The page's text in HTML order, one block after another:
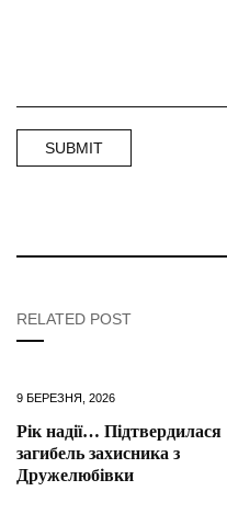
RELATED POST
9 БЕРЕЗНЯ, 2026
Рік надії… Підтвердилася
загибель захисника з
Дружелюбівки